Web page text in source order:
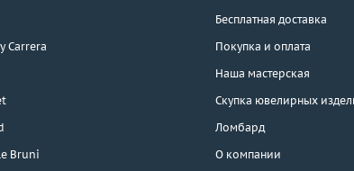
Carrera
Bruni
Бесплатная доставка
Покупка и оплата
Наша мастерская
Скупка ювелирных
Ломбард
О компании